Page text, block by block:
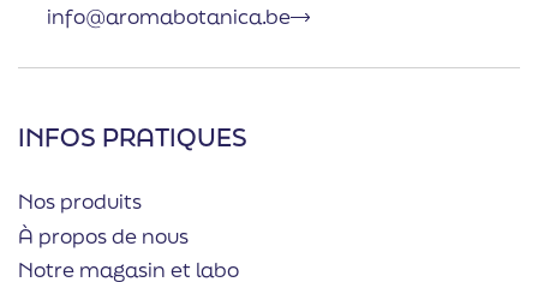
info@aromabotanica.be
INFOS PRATIQUES
Nos produits
À propos de nous
Notre magasin et labo